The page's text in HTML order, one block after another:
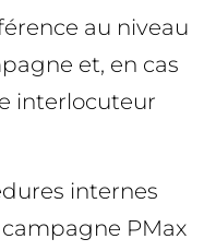
au niveau
et, en cas
interlocuteur
internes
PMax